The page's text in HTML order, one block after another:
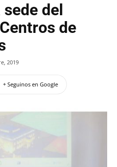
del
de
2019
+ Seguinos en Google